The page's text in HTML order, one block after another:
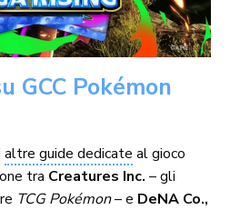
GCC Pokémon
altre guide dedicate al gioco
tra Creatures Inc. – gli
TCG Pokémon– e DeNA Co.,